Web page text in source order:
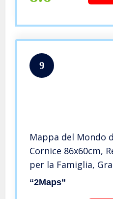
9
Mappa del Mondo
Cornice 86x60cm,
per la Famiglia,
Viaggio da
“2Maps”